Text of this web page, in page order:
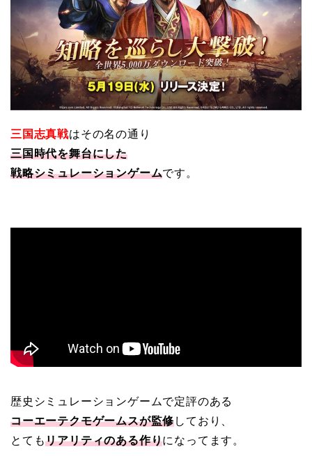
三国志真戦はその名の通り
三国時代を舞台にした
戦略シミュレーションゲームです。
歴史シミュレーションゲームで定評のある
コーエーテクモゲームスが監修しており、
とてもリアリティのある作りになってます。